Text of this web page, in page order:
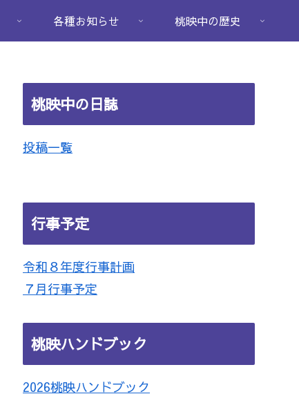
各種お知らせ 桃映中の歴史
桃映中の日誌
投稿一覧
行事予定
令和８年度行事計画
７月行事予定
桃映ハンドブック
2026桃映ハンドブック